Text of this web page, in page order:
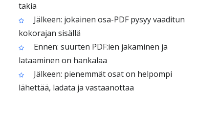
takia
Jälkeen: jokainen osa-PDF pysyy vaaditun
kokorajan sisällä
Ennen: suurten PDF:ien jakaminen ja
lataaminen on hankalaa
Jälkeen: pienemmät osat on helpompi
lähettää, ladata ja vastaanottaa